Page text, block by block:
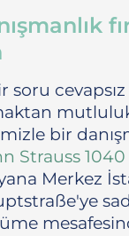
soru
bir
Strauss
Merkez